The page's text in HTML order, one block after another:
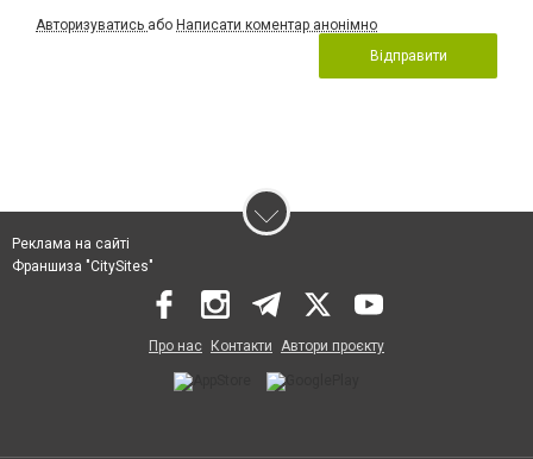
Авторизуватись або Написати коментар анонімно
Відправити
Реклама на сайті
Франшиза "CitySites"
Про нас Контакти Автори проєкту